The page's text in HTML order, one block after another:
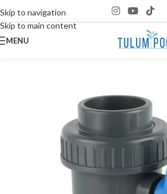
Skip to navigation
Skip to main content
MENU